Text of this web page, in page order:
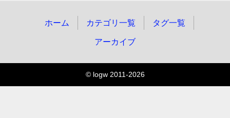
ホーム カテゴリ一覧 タグ一覧
アーカイブ
© logw 2011-2026